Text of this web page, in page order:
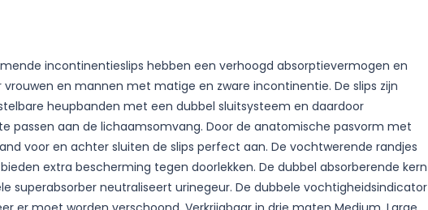
incontinentieslips hebben een verhoogd absorptievermogen en
vrouwen en mannen met matige en zware incontinentie. De slips zijn
heupbanden met een dubbel sluitsysteem en daardoor
passen aan de lichaamsomvang. Door de anatomische pasvorm met
voor en achter sluiten de slips perfect aan. De vochtwerende randjes
extra bescherming tegen doorlekken. De dubbel absorberende kern
superabsorber neutraliseert urinegeur. De dubbele vochtigheidsindicator